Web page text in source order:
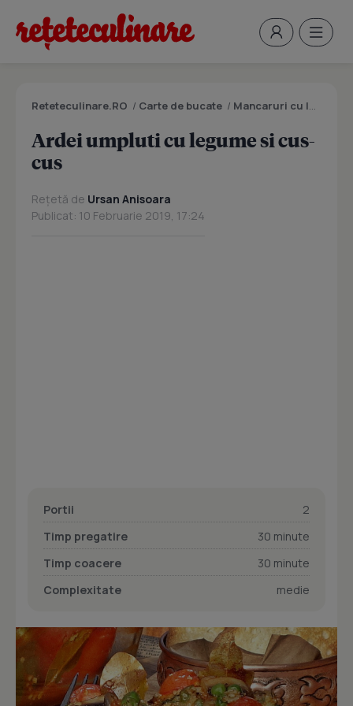
Reteteculinare.RO / Carte de bucate / Mancaruri cu legume si zarzavaturi
Ardei umpluti cu legume si cus-
cus
Rețetă de Ursan Anisoara
Publicat: 10 Februarie 2019, 17:24
Portii
2
Timp pregatire
30 minute
Timp coacere
30 minute
Complexitate
medie